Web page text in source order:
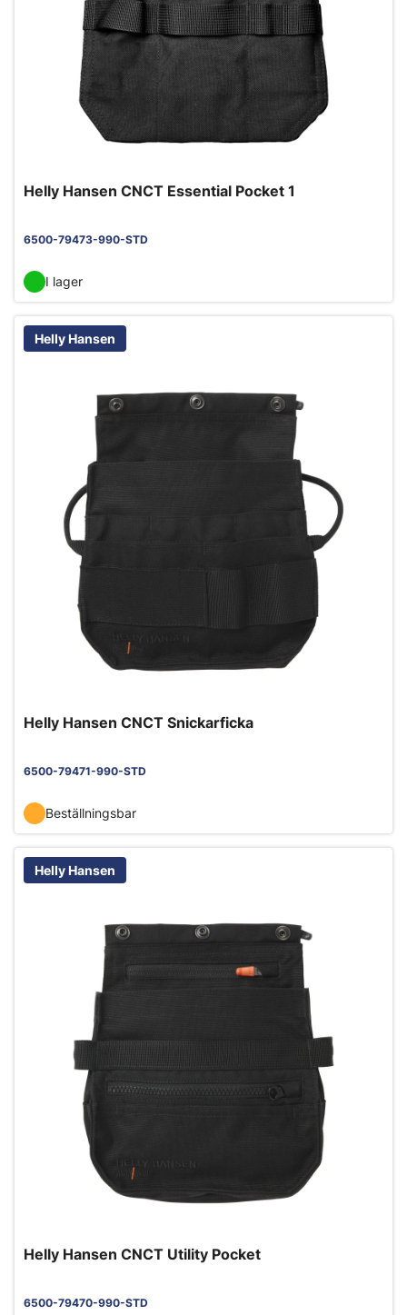
Helly Hansen CNCT Essential Pocket 1
6500-79473-990-STD
I lager
Helly Hansen
Helly Hansen CNCT Snickarficka
6500-79471-990-STD
Beställningsbar
Helly Hansen
Helly Hansen CNCT Utility Pocket
6500-79470-990-STD